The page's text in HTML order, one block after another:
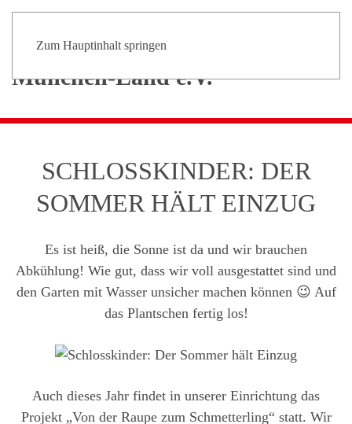
Zum Hauptinhalt springen
SCHLOSSKINDER: DER
SOMMER HÄLT EINZUG
Es ist heiß, die Sonne ist da und wir brauchen
Abkühlung! Wie gut, dass wir voll ausgestattet sind und
den Garten mit Wasser unsicher machen können 😉 Auf
das Plantschen fertig los!
Auch dieses Jahr findet in unserer Einrichtung das
Projekt „Von der Raupe zum Schmetterling“ statt. Wir